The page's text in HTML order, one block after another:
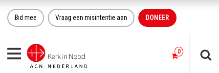
Bid mee Vraag een misintentie aan DONEER
Toggle
navigation